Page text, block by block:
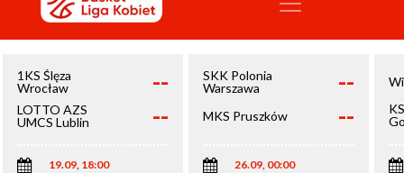
1KS Ślęza
Wrocław
--
LOTTO AZS
UMCS Lublin
--
19.09, 18:00
SKK Polonia
Warszawa
--
MKS Pruszków --
26.09, 00:00